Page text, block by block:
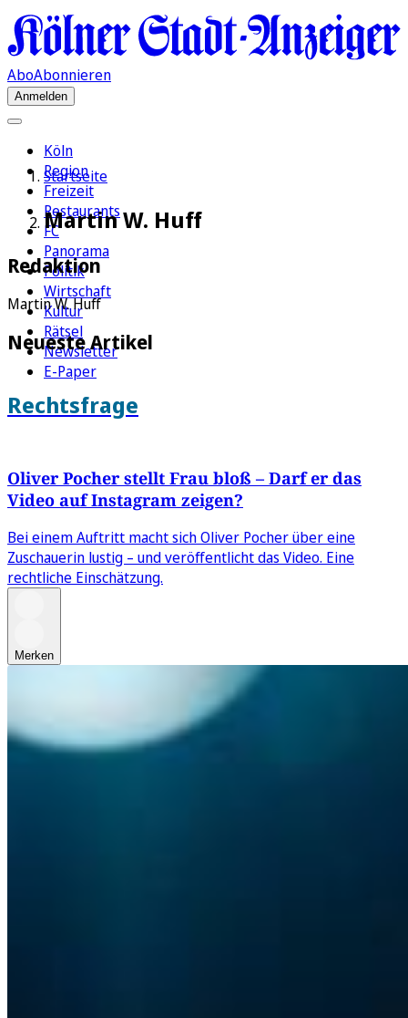
AboAbonnieren
Anmelden
Köln
Region
Freizeit
Restaurants
FC
Panorama
Politik
Wirtschaft
Kultur
Rätsel
Newsletter
E-Paper
Startseite
Martin W. Huff
Redaktion
Martin W. Huff
Neueste Artikel
Rechtsfrage
Oliver Pocher stellt Frau bloß – Darf er das
Video auf Instagram zeigen?
Bei einem Auftritt macht sich Oliver Pocher über eine
Zuschauerin lustig – und veröffentlicht das Video. Eine
rechtliche Einschätzung.
Merken